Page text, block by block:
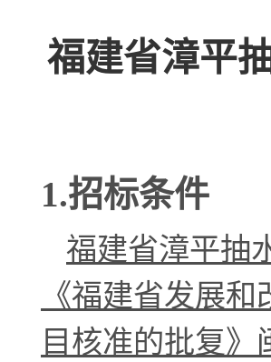
福建省漳平
1.招标条件
福建省漳平抽
《福建省发展和
目核准的批复》